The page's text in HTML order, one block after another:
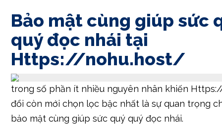
Bảo mật cùng giúp sức
quý đọc nhái tại
Https://nohu.host/
trong số phần ít nhiều nguyên nhân khiến
đổi còn mới chọn lọc bậc nhất là sự quan trọng
bảo mật cùng giúp sức quý quý đọc nhái.